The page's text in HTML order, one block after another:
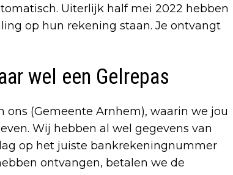
Uiterlijk half mei 2022 hebben
op hun rekening staan. Je ontvangt
wel een Gelrepas
(Gemeente Arnhem), waarin we jou
Wij hebben al wel gegevens van
op het juiste bankrekeningnummer
ontvangen, betalen we de